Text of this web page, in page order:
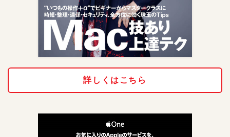
詳しくはこちら